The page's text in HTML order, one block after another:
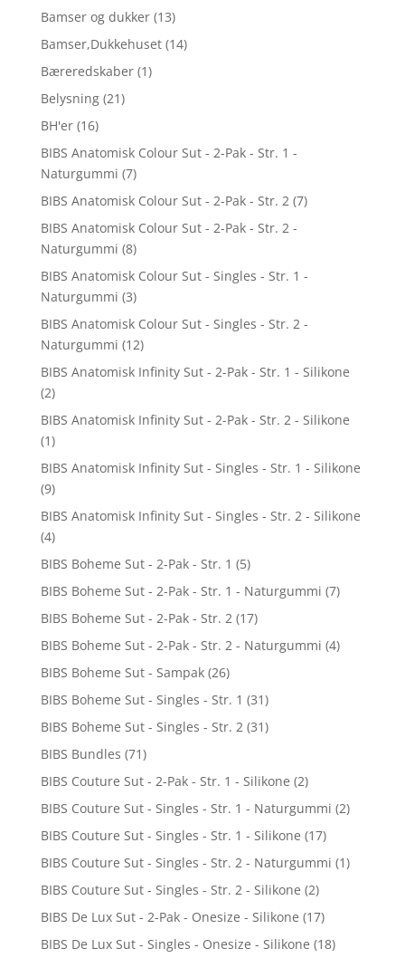
Bamser og dukker (13)
Bamser,Dukkehuset (14)
Bæreredskaber (1)
Belysning (21)
BH'er (16)
BIBS Anatomisk Colour Sut - 2-Pak - Str. 1 -
Naturgummi (7)
BIBS Anatomisk Colour Sut - 2-Pak - Str. 2 (7)
BIBS Anatomisk Colour Sut - 2-Pak - Str. 2 -
Naturgummi (8)
BIBS Anatomisk Colour Sut - Singles - Str. 1 -
Naturgummi (3)
BIBS Anatomisk Colour Sut - Singles - Str. 2 -
Naturgummi (12)
BIBS Anatomisk Infinity Sut - 2-Pak - Str. 1 - Silikone
(2)
BIBS Anatomisk Infinity Sut - 2-Pak - Str. 2 - Silikone
(1)
BIBS Anatomisk Infinity Sut - Singles - Str. 1 - Silikone
(9)
BIBS Anatomisk Infinity Sut - Singles - Str. 2 - Silikone
(4)
BIBS Boheme Sut - 2-Pak - Str. 1 (5)
BIBS Boheme Sut - 2-Pak - Str. 1 - Naturgummi (7)
BIBS Boheme Sut - 2-Pak - Str. 2 (17)
BIBS Boheme Sut - 2-Pak - Str. 2 - Naturgummi (4)
BIBS Boheme Sut - Sampak (26)
BIBS Boheme Sut - Singles - Str. 1 (31)
BIBS Boheme Sut - Singles - Str. 2 (31)
BIBS Bundles (71)
BIBS Couture Sut - 2-Pak - Str. 1 - Silikone (2)
BIBS Couture Sut - Singles - Str. 1 - Naturgummi (2)
BIBS Couture Sut - Singles - Str. 1 - Silikone (17)
BIBS Couture Sut - Singles - Str. 2 - Naturgummi (1)
BIBS Couture Sut - Singles - Str. 2 - Silikone (2)
BIBS De Lux Sut - 2-Pak - Onesize - Silikone (17)
BIBS De Lux Sut - Singles - Onesize - Silikone (18)